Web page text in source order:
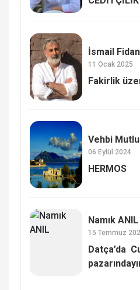
İsmail
11 Ocak 2025
Fakirlik
Vehbi
06 Eylül 2024
HERMOS​
Namık ANIL
15 Temmuz
Datça’da